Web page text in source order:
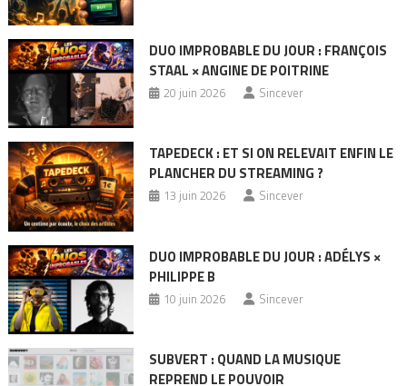
DUO IMPROBABLE DU JOUR : FRANÇOIS
STAAL × ANGINE DE POITRINE
20 juin 2026 Sincever
TAPEDECK : ET SI ON RELEVAIT ENFIN LE
PLANCHER DU STREAMING ?
13 juin 2026 Sincever
DUO IMPROBABLE DU JOUR : ADÉLYS ×
PHILIPPE B
10 juin 2026 Sincever
SUBVERT : QUAND LA MUSIQUE
REPREND LE POUVOIR